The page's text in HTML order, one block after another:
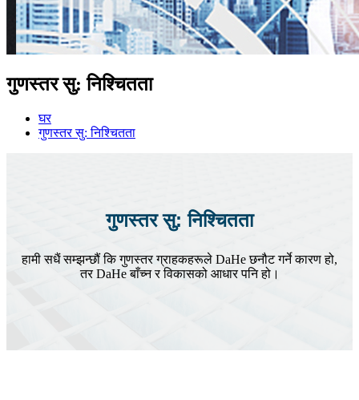
गुणस्तर सु: निश्चितता
घर
गुणस्तर सु: निश्चितता
गुणस्तर सु: निश्चितता
हामी सधैं सम्झन्छौं कि गुणस्तर ग्राहकहरूले DaHe छनौट गर्ने कारण हो,
तर DaHe बाँच्न र विकासको आधार पनि हो।